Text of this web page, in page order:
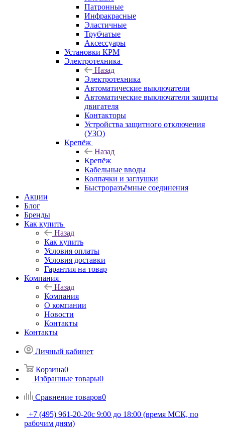
Патронные
Инфракрасные
Эластичные
Трубчатые
Аксессуары
Установки КРМ
Электротехника
Назад
Электротехника
Автоматические выключатели
Автоматические выключатели защиты
двигателя
Контакторы
Устройства защитного отключения
(УЗО)
Крепёж
Назад
Крепёж
Кабельные вводы
Колпачки и заглушки
Быстроразъёмные соединения
Акции
Блог
Бренды
Как купить
Назад
Как купить
Условия оплаты
Условия доставки
Гарантия на товар
Компания
Назад
Компания
О компании
Новости
Контакты
Контакты
Личный кабинет
Корзина0
Избранные товары0
Сравнение товаров0
+7 (495) 961-20-20с 9:00 до 18:00 (время МСК, по
рабочим дням)